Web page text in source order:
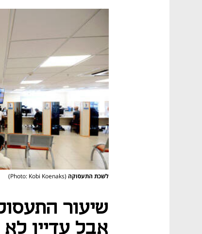
לשכת התעסוקה (Photo: Kobi Koenaks)
שיעור
אבל עדיין